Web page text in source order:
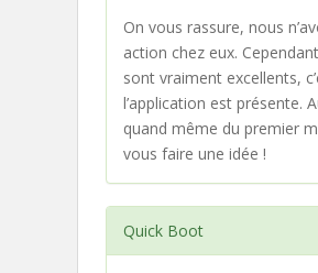
On vous rassure, nous
action chez eux.
sont vraiment excellents,
l’application est présente.
quand même du premier
vous faire une idée !
Quick Boot